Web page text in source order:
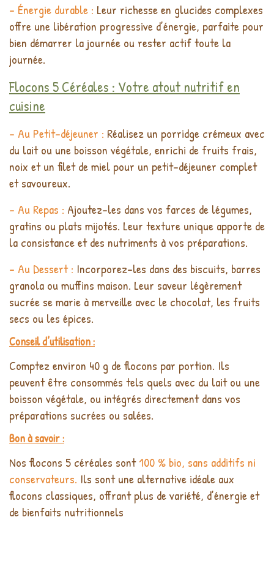
- Énergie durable : Leur richesse en glucides complexes
offre une libération progressive d’énergie, parfaite pour
bien démarrer la journée ou rester actif toute la
journée.
Flocons 5 Céréales : Votre atout nutritif en
cuisine
- Au Petit-déjeuner : Réalisez un porridge crémeux avec
du lait ou une boisson végétale, enrichi de fruits frais,
noix et un filet de miel pour un petit-déjeuner complet
et savoureux.
- Au Repas : Ajoutez-les dans vos farces de légumes,
gratins ou plats mijotés. Leur texture unique apporte de
la consistance et des nutriments à vos préparations.
- Au Dessert : Incorporez-les dans des biscuits, barres
granola ou muffins maison. Leur saveur légèrement
sucrée se marie à merveille avec le chocolat, les fruits
secs ou les épices.
Conseil d’utilisation :
Comptez environ 40 g de flocons par portion. Ils
peuvent être consommés tels quels avec du lait ou une
boisson végétale, ou intégrés directement dans vos
préparations sucrées ou salées.
Bon à savoir :
Nos flocons 5 céréales sont100 % bio, sans additifs ni
conservateurs. Ils sont une alternative idéale aux
flocons classiques, offrant plus de variété, d’énergie et
de bienfaits nutritionnels